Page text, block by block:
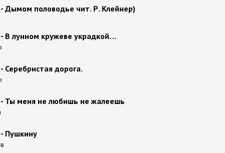
- Дымом половодье чит. Р. Клейнер)
В лунном кружеве украдкой. ..
Серебристая дорога.
- Ты меня не любишь не жалеешь
- Пушкину